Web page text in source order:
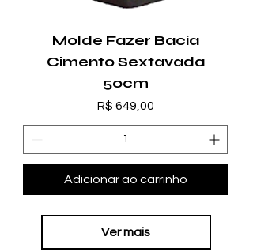
Molde Fazer Bacia
Cimento Sextavada
50cm
Preço
R$ 649,00
Adicionar ao carrinho
Ver mais